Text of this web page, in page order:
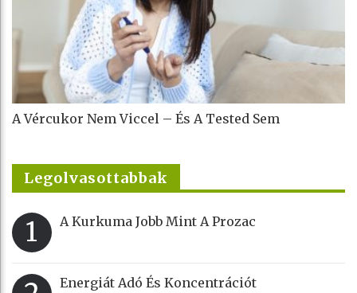
A Vércukor Nem Viccel – És A Tested Sem
Legolvasottabbak
1 A Kurkuma Jobb Mint A Prozac
Energiát Adó És Koncentrációt